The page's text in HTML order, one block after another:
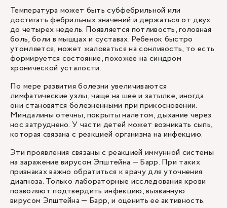
Температура может быть субфебрильной или
достигать фебрильных значений и держаться от двух
до четырех недель. Появляется потливость, головная
боль, боли в мышцах и суставах. Ребенок быстро
утомляется, может жаловаться на сонливость, то есть
формируется состояние, похожее на синдром
хронической усталости.
По мере развития болезни увеличиваются
лимфатические узлы, чаще на шее и затылке, иногда
они становятся болезненными при прикосновении.
Миндалины отечны, покрыты налетом, дыхание через
нос затруднено. У части детей может возникать сыпь,
которая связана с реакцией организма на инфекцию.
Эти проявления связаны с реакцией иммунной системы
на заражение вирусом Эпштейна — Барр. При таких
признаках важно обратиться к врачу для уточнения
диагноза. Только лабораторные исследования крови
позволяют подтвердить инфекцию, вызванную
вирусом Эпштейна — Барр, и оценить ее активность.